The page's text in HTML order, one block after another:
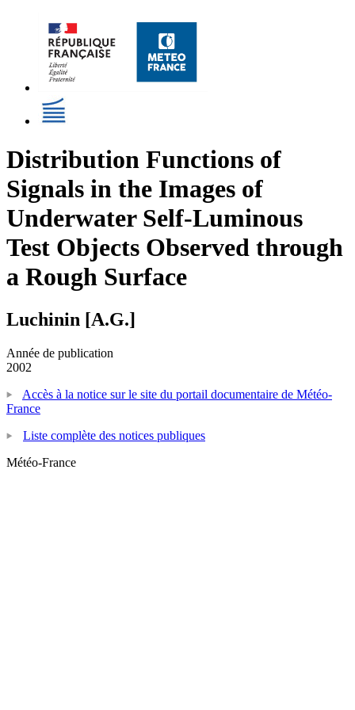
Distribution Functions of
Signals in the Images of
Underwater Self-Luminous
Test Objects Observed through
a Rough Surface
Luchinin [A.G.]
Année de publication
2002
Accès à la notice sur le site du portail documentaire de Météo-
France
Liste complète des notices publiques
Météo-France